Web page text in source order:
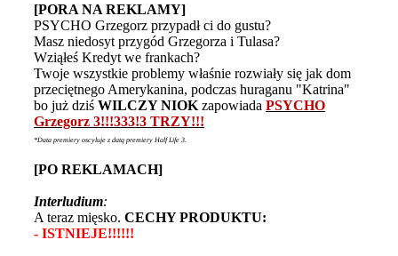
[PORA NA REKLAMY]
PSYCHO Grzegorz przypadł ci do gustu?
Masz niedosyt przygód Grzegorza i Tulasa?
Wziąłeś Kredyt we frankach?
Twoje wszystkie problemy właśnie rozwiały się jak dom
przeciętnego Amerykanina, podczas huraganu "Katrina"
bo już dziś WILCZY NIOK zapowiada PSYCHO
Grzegorz 3!!!333!3 TRZY!!!
*Data premiery oscyluje z datą premiery Half Life 3.
[PO REKLAMACH]
Interludium:
A teraz mięsko. CECHY PRODUKTU:
- ISTNIEJE!!!!!!